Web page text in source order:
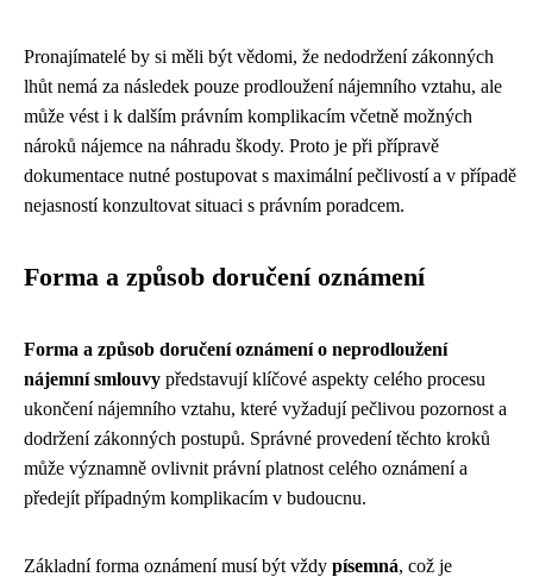
Pronajímatelé by si měli být vědomi, že nedodržení zákonných
lhůt nemá za následek pouze prodloužení nájemního vztahu, ale
může vést i k dalším právním komplikacím včetně možných
nároků nájemce na náhradu škody. Proto je při přípravě
dokumentace nutné postupovat s maximální pečlivostí a v případě
nejasností konzultovat situaci s právním poradcem.
Forma a způsob doručení oznámení
Forma a způsob doručení oznámení o neprodloužení
nájemní smlouvy představují klíčové aspekty celého procesu
ukončení nájemního vztahu, které vyžadují pečlivou pozornost a
dodržení zákonných postupů. Správné provedení těchto kroků
může významně ovlivnit právní platnost celého oznámení a
předejít případným komplikacím v budoucnu.
Základní forma oznámení musí být vždy písemná, což je